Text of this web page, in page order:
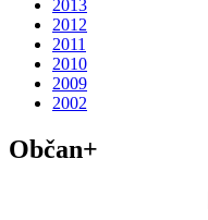
2013
2012
2011
2010
2009
2002
Občan+